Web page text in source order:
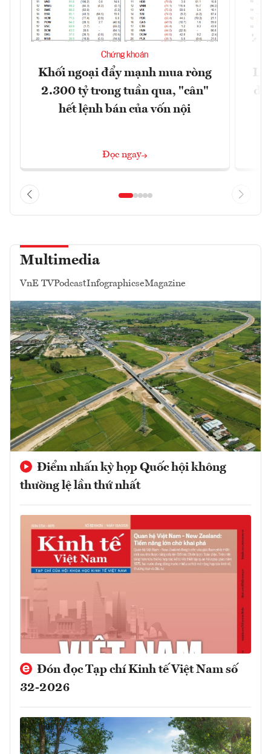
Chứng khoán
Khối ngoại đẩy mạnh mua ròng
2.300 tỷ trong tuần qua, "cân"
hết lệnh bán của vốn nội
Đọc ngay
Multimedia
VnE TVPodcastInfographicseMagazine
Điểm nhấn kỳ họp Quốc hội không
thường lệ lần thứ nhất
Đón đọc Tạp chí Kinh tế Việt Nam số
32-2026